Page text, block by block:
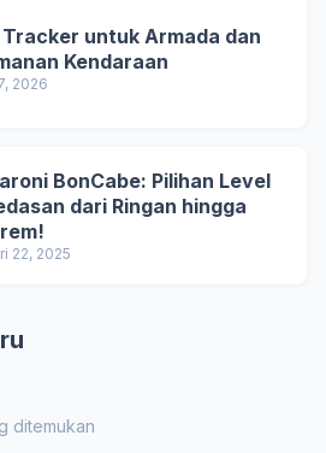
Tracker untuk Armada dan
Kendaraan
2026
BonCabe: Pilihan Level
dari Ringan hingga
22, 2025
ditemukan